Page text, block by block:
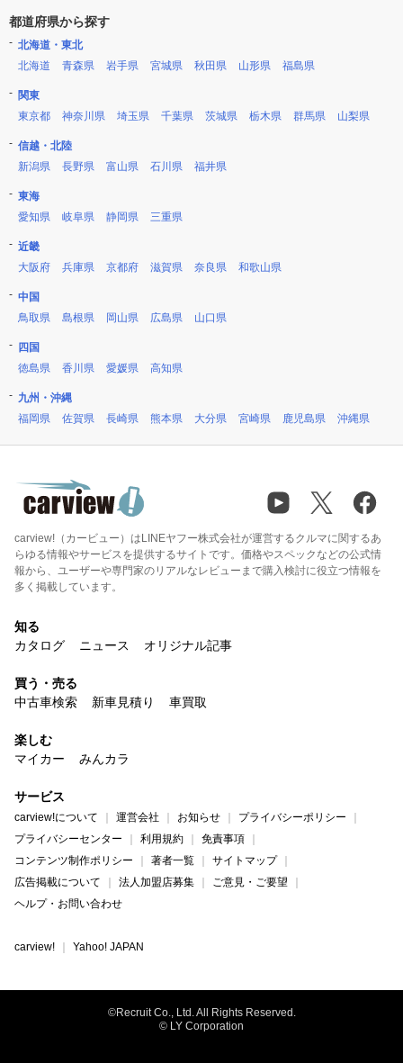
都道府県から探す
北海道・東北
北海道
青森県 岩手県 宮城県 秋田県 山形県 福島県
関東
東京都
神奈川県 埼玉県 千葉県 茨城県 栃木県 群馬県 山梨県
信越・北陸
新潟県
長野県 富山県 石川県 福井県
東海
愛知県
岐阜県 静岡県 三重県
近畿
大阪府
兵庫県 京都府 滋賀県 奈良県 和歌山県
中国
鳥取県
島根県 岡山県 広島県 山口県
四国
徳島県
香川県 愛媛県 高知県
九州・沖縄
福岡県
佐賀県 長崎県 熊本県 大分県 宮崎県 鹿児島県 沖縄県
carview!（カービュー）はLINEヤフー株式会社が運営するクルマに関するあ
らゆる情報やサービスを提供するサイトです。価格やスペックなどの公式情
報から、ユーザーや専門家のリアルなレビューまで購入検討に役立つ情報を
多く掲載しています。
知る
カタログ
ニュース オリジナル記事
買う・売る
中古車検索
新車見積り 車買取
楽しむ
マイカー
みんカラ
サービス
carview!について 運営会社 お知らせ
プライバシーポリシー
プライバシーセンター
利用規約
免責事項
コンテンツ制作ポリシー
著者一覧
サイトマップ
広告掲載について
法人加盟店募集
ご意見・ご要望
ヘルプ・お問い合わせ
carview! Yahoo! JAPAN
©Recruit Co., Ltd. All Rights Reserved.
© LY Corporation